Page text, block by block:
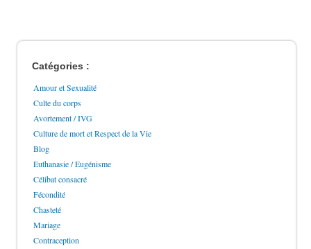
Catégories :
Amour et Sexualité
Culte du corps
Avortement / IVG
Culture de mort et Respect de la Vie
Blog
Euthanasie / Eugénisme
Célibat consacré
Fécondité
Chasteté
Mariage
Contraception